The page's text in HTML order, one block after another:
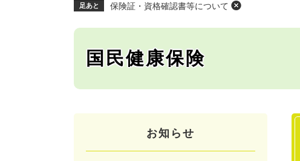
足あと 保険証・資格確認書等について
国民健康保険
本
お知らせ